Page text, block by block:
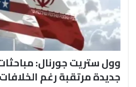
وول ستريت جورنال:
جديدة مرتقبة رغم